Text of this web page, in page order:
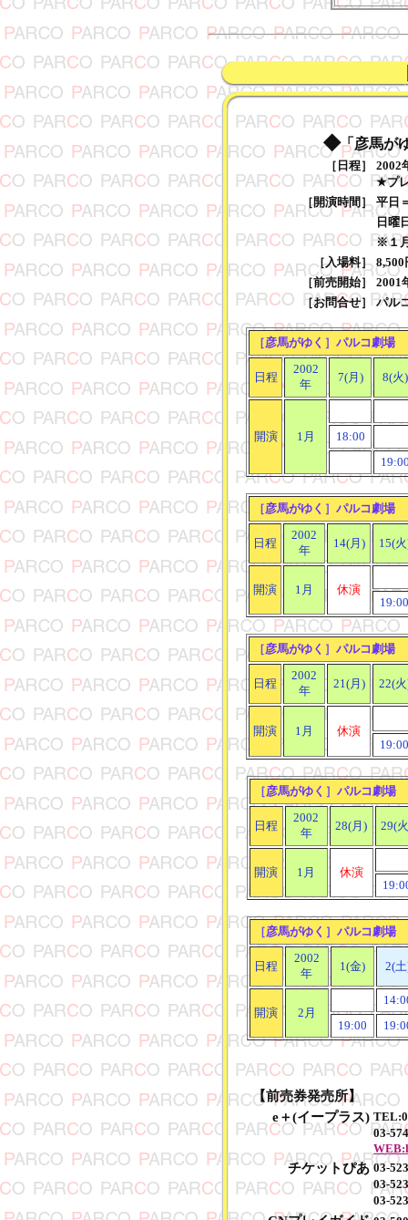
◆「彦馬が
［日程］
2002
★プ
［開演時間］ 平日
日曜
※１
［入場料］ 8,500
［前売開始］
2001
［お問合せ］ パル
［彦馬がゆく ］ パルコ劇場
日程
2002
年
7(月) 8(火)
開演 1月
18:00
［彦馬がゆく ］ パルコ劇場
日程
2002
年
14(月) 15(
開演 1月
休演
19:00
［彦馬がゆく ］ パルコ劇場
日程
2002
年
21(月) 22(
開演 1月
休演
19:00
［彦馬がゆく ］ パルコ劇場
日程
2002
年
28(月) 29(
開演 1月
休演
［彦馬がゆく ］ パルコ劇場
日程
2002
年
1(金) 2(
開演 2月
19:00
【前売券発売所】
e＋(イープラス)
03-
チケットぴあ 03-
03-
03-